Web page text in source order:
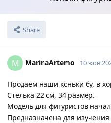
Share
M MarinaArtemo 10 жов
Продаем наши коньки бу, в
Стелька 22 см, 34 размер.
Модель для фигуристов
Предназначена для